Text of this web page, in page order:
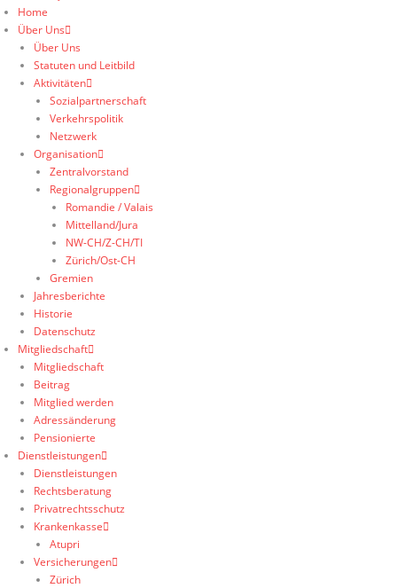
Home
Über Uns
Über Uns
Statuten und Leitbild
Aktivitäten
Sozialpartnerschaft
Verkehrspolitik
Netzwerk
Organisation
Zentralvorstand
Regionalgruppen
Romandie / Valais
Mittelland/Jura
NW-CH/Z-CH/TI
Zürich/Ost-CH
Gremien
Jahresberichte
Historie
Datenschutz
Mitgliedschaft
Mitgliedschaft
Beitrag
Mitglied werden
Adressänderung
Pensionierte
Dienstleistungen
Dienstleistungen
Rechtsberatung
Privatrechtsschutz
Krankenkasse
Atupri
Versicherungen
Zürich